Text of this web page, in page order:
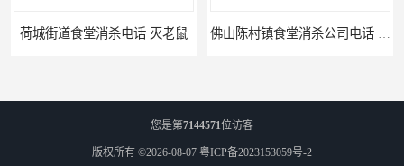
荷城街道食堂消杀电话 灭老鼠
您是第7144571位访客
版权所有 ©2026-08-07 粤ICP备2023153059号-2